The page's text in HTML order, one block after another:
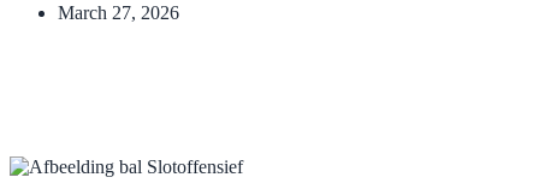
March 27, 2026